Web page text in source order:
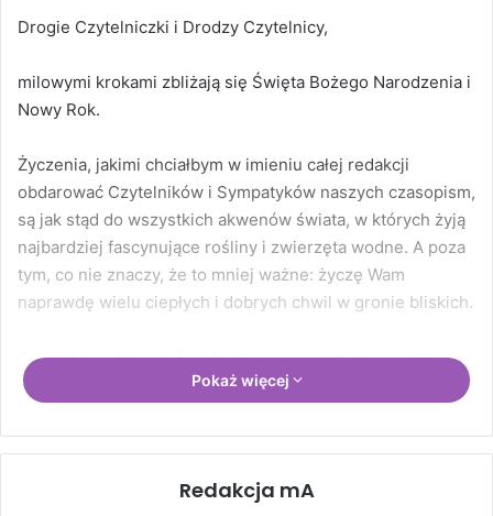
Drogie Czytelniczki i Drodzy Czytelnicy,
milowymi krokami zbliżają się Święta Bożego Narodzenia i
Nowy Rok.
Życzenia, jakimi chciałbym w imieniu całej redakcji
obdarować Czytelników i Sympatyków naszych czasopism,
są jak stąd do wszystkich akwenów świata, w których żyją
najbardziej fascynujące rośliny i zwierzęta wodne. A poza
tym, co nie znaczy, że to mniej ważne: życzę Wam
naprawdę wielu ciepłych i dobrych chwil w gronie bliskich.
Z radością oddaję też w Wasze ręce ostatni tegoroczny
numer „Magazynu Akwarium”. Znajdziecie w nim
i doświadczenia znawców i hodowców. Co ważne: każdy
się w omawianym przez siebie zagadnieniu. W ogóle
Pokaż więcej
Redakcja mA